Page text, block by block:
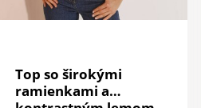
Top so širokými
ramienkami a